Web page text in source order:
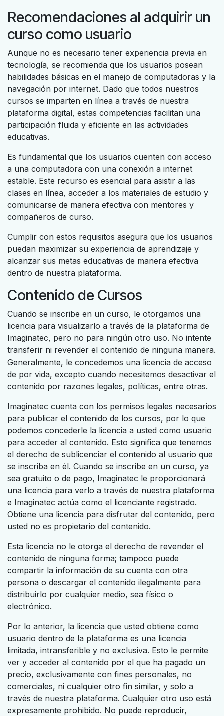
Recomendaciones al adquirir un
curso como usuario
Aunque no es necesario tener experiencia previa en
tecnología, se recomienda que los usuarios posean
habilidades básicas en el manejo de computadoras y la
navegación por internet. Dado que todos nuestros
cursos se imparten en línea a través de nuestra
plataforma digital, estas competencias facilitan una
participación fluida y eficiente en las actividades
educativas.
Es fundamental que los usuarios cuenten con acceso
a una computadora con una conexión a internet
estable. Este recurso es esencial para asistir a las
clases en línea, acceder a los materiales de estudio y
comunicarse de manera efectiva con mentores y
compañeros de curso.
Cumplir con estos requisitos asegura que los usuarios
puedan maximizar su experiencia de aprendizaje y
alcanzar sus metas educativas de manera efectiva
dentro de nuestra plataforma.
Contenido de Cursos
Cuando se inscribe en un curso, le otorgamos una
licencia para visualizarlo a través de la plataforma de
Imaginatec, pero no para ningún otro uso. No intente
transferir ni revender el contenido de ninguna manera.
Generalmente, le concedemos una licencia de acceso
de por vida, excepto cuando necesitemos desactivar el
contenido por razones legales, políticas, entre otras.
Imaginatec cuenta con los permisos legales necesarios
para publicar el contenido de los cursos, por lo que
podemos concederle la licencia a usted como usuario
para acceder al contenido. Esto significa que tenemos
el derecho de sublicenciar el contenido al usuario que
se inscriba en él. Cuando se inscribe en un curso, ya
sea gratuito o de pago, Imaginatec le proporcionará
una licencia para verlo a través de nuestra plataforma
e Imaginatec actúa como el licenciante registrado.
Obtiene una licencia para disfrutar del contenido, pero
usted no es propietario del contenido.
Esta licencia no le otorga el derecho de revender el
contenido de ninguna forma; tampoco puede
compartir la información de su cuenta con otra
persona o descargar el contenido ilegalmente para
distribuirlo por cualquier medio, sea físico o
electrónico.
Por lo anterior, la licencia que usted obtiene como
usuario dentro de la plataforma es una licencia
limitada, intransferible y no exclusiva. Esto le permite
ver y acceder al contenido por el que ha pagado un
precio, exclusivamente con fines personales, no
comerciales, ni cualquier otro fin similar, y solo a
través de nuestra plataforma. Cualquier otro uso está
expresamente prohibido. No puede reproducir,